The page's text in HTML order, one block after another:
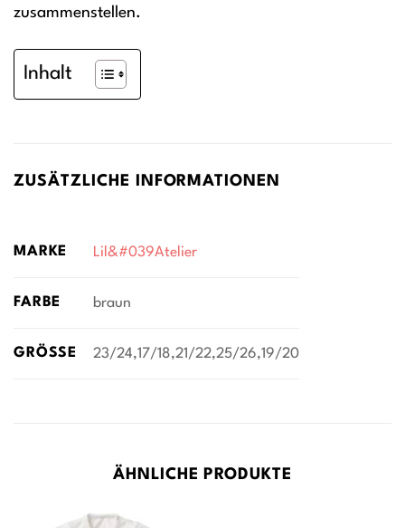
zusammenstellen.
Inhalt
ZUSÄTZLICHE INFORMATIONEN
MARKE Lil&#039Atelier
FARBE braun
GRÖSSE 23/24,17/18,21/22,25/26,19/20
ÄHNLICHE PRODUKTE